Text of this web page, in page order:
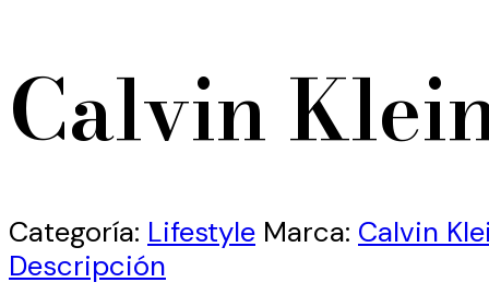
Calvin
Categoría: Lifestyle Marca: Calvin
Descripción